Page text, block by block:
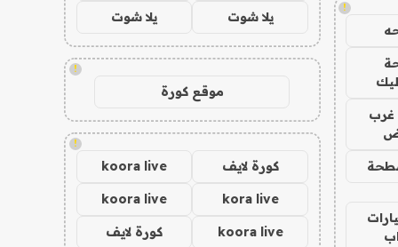
!
يلا شوت يلا شوت
!
موقع كورة
!
كورة لايف koora live
kora live
koora live
koora live كورة لايف